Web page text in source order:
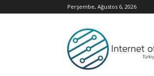
Perşembe, Ağustos 6, 2026